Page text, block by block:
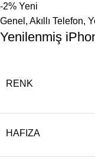
-2% Yeni
Genel , Akıllı Telefon,
Yenilenmiş
RENK
HAFIZA